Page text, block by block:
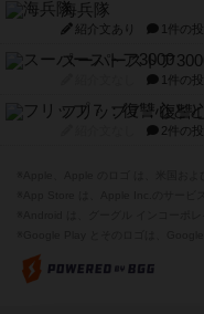
海兵隊
紹介文あり 1件の投
スーパーストア
1件の投
フリップ７：復讐
2件の投